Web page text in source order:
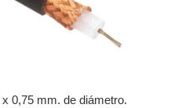
0,75 mm. de diámetro.